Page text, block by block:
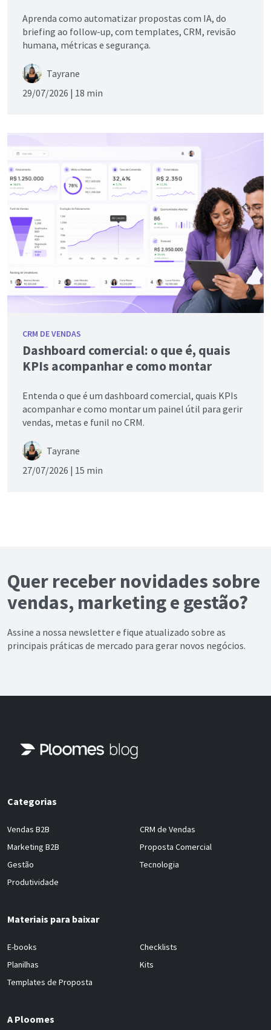
Aprenda como automatizar propostas com IA, do
briefing ao follow-up, com templates, CRM, revisão
humana, métricas e segurança.
Tayrane
29/07/2026 | 18 min
CRM DE VENDAS
Dashboard comercial: o que é, quais
KPIs acompanhar e como montar
Entenda o que é um dashboard comercial, quais KPIs
acompanhar e como montar um painel útil para gerir
vendas, metas e funil no CRM.
Tayrane
27/07/2026 | 15 min
Quer receber novidades sobre
vendas, marketing e gestão?
Assine a nossa newsletter e fique atualizado sobre as
principais práticas de mercado para gerar novos negócios.
Categorias
Vendas B2B
Marketing B2B
Gestão
Produtividade
CRM de Vendas
Proposta Comercial
Tecnologia
Materiais para baixar
E-books
Planilhas
Templates de Proposta
Checklists
Kits
A Ploomes